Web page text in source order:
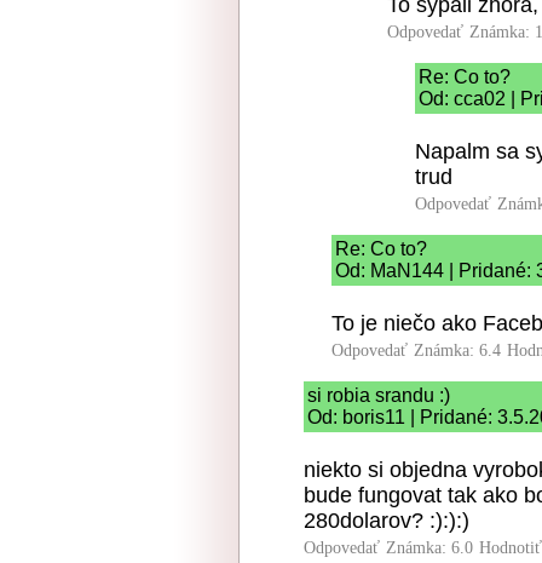
To sypali
Odpovedať Známka:
Re: Co to?
Od: cca02 |
Napalm sa
trud
Odpovedať
Re: Co to?
Od: MaN144 | Pridané:
To je niečo ako
Odpovedať Známka: 6.4
si robia srandu :)
Od: boris11 | Pridané:
niekto si objedna
bude fungovat tak ako
280dolarov? :):):)
Odpovedať Známka: 6.0